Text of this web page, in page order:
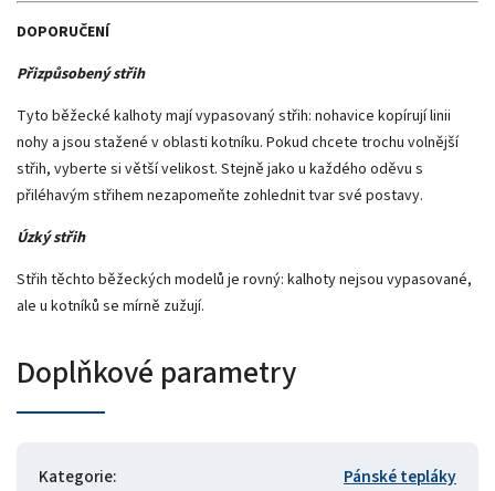
DOPORUČENÍ
Přizpůsobený střih
Tyto běžecké kalhoty mají vypasovaný střih: nohavice kopírují linii
nohy a jsou stažené v oblasti kotníku. Pokud chcete trochu volnější
střih, vyberte si větší velikost. Stejně jako u každého oděvu s
přiléhavým střihem nezapomeňte zohlednit tvar své postavy.
Úzký střih
Střih těchto běžeckých modelů je rovný: kalhoty nejsou vypasované,
ale u kotníků se mírně zužují.
Doplňkové parametry
Kategorie:
Pánské tepláky